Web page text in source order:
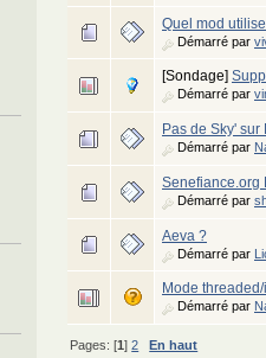
Quel mod
Démarré par
[Sondage]
Démarré par
Pas de Sky' sur
Démarré par
Senefiance.org
Démarré par
Aeva ?
Démarré par
Mode
Démarré par
Pages: [1]2 En haut